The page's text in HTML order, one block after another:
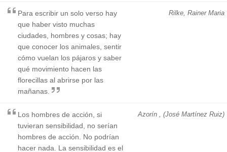
Rilke, Rainer Maria
Para escribir un solo verso hay
que haber visto muchas
ciudades, hombres y cosas; hay
que conocer los animales, sentir
cómo vuelan los pájaros y saber
qué movimiento hacen las
florecillas al abrirse por las
mañanas.
Azorín , (José Martínez Ruiz)
Los hombres de acción, si
tuvieran sensibilidad, no serían
hombres de acción. No podrían
hacer nada. La sensibilidad es el